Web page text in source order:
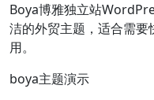
Boya博雅独立站
洁的外贸主题，适合需
用。
boya主题演示